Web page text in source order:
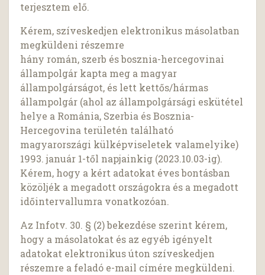
terjesztem elő.
Kérem, szíveskedjen elektronikus másolatban
megküldeni részemre
hány román, szerb és bosznia-hercegovinai
állampolgár kapta meg a magyar
állampolgárságot, és lett kettős/hármas
állampolgár (ahol az állampolgársági eskütétel
helye a Románia, Szerbia és Bosznia-
Hercegovina területén található
magyarországi külképviseletek valamelyike)
1993. január 1-től napjainkig (2023.10.03-ig).
Kérem, hogy a kért adatokat éves bontásban
közöljék a megadott országokra és a megadott
időintervallumra vonatkozóan.
Az Infotv. 30. § (2) bekezdése szerint kérem,
hogy a másolatokat és az egyéb igényelt
adatokat elektronikus úton szíveskedjen
részemre a feladó e-mail címére megküldeni.